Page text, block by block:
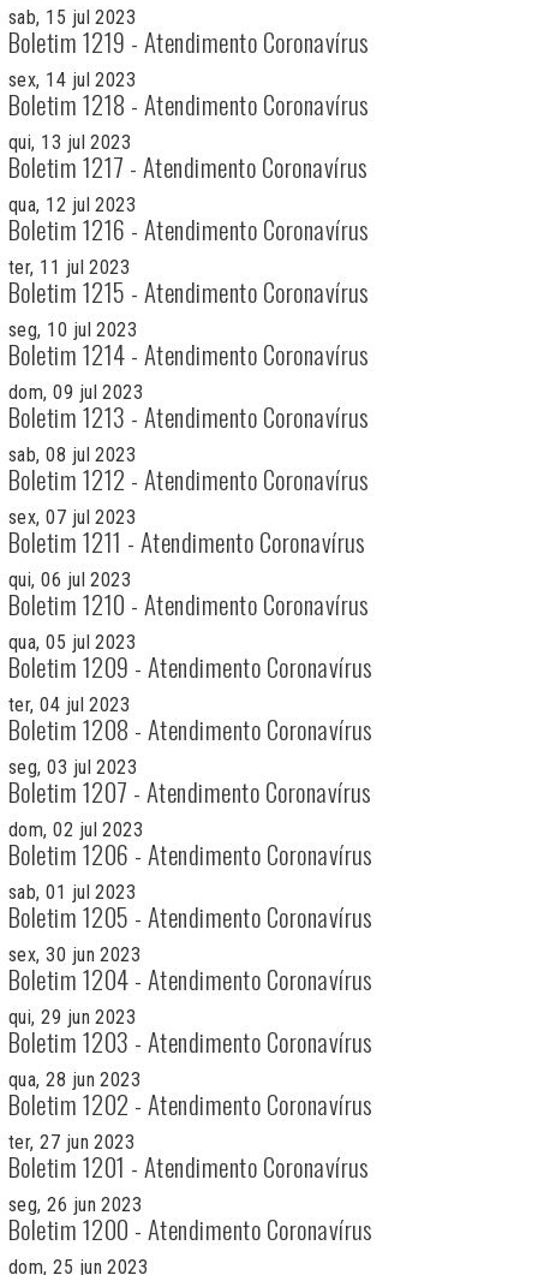
sab, 15 jul 2023
Boletim 1219 - Atendimento Coronavírus
sex, 14 jul 2023
Boletim 1218 - Atendimento Coronavírus
qui, 13 jul 2023
Boletim 1217 - Atendimento Coronavírus
qua, 12 jul 2023
Boletim 1216 - Atendimento Coronavírus
ter, 11 jul 2023
Boletim 1215 - Atendimento Coronavírus
seg, 10 jul 2023
Boletim 1214 - Atendimento Coronavírus
dom, 09 jul 2023
Boletim 1213 - Atendimento Coronavírus
sab, 08 jul 2023
Boletim 1212 - Atendimento Coronavírus
sex, 07 jul 2023
Boletim 1211 - Atendimento Coronavírus
qui, 06 jul 2023
Boletim 1210 - Atendimento Coronavírus
qua, 05 jul 2023
Boletim 1209 - Atendimento Coronavírus
ter, 04 jul 2023
Boletim 1208 - Atendimento Coronavírus
seg, 03 jul 2023
Boletim 1207 - Atendimento Coronavírus
dom, 02 jul 2023
Boletim 1206 - Atendimento Coronavírus
sab, 01 jul 2023
Boletim 1205 - Atendimento Coronavírus
sex, 30 jun 2023
Boletim 1204 - Atendimento Coronavírus
qui, 29 jun 2023
Boletim 1203 - Atendimento Coronavírus
qua, 28 jun 2023
Boletim 1202 - Atendimento Coronavírus
ter, 27 jun 2023
Boletim 1201 - Atendimento Coronavírus
seg, 26 jun 2023
Boletim 1200 - Atendimento Coronavírus
dom, 25 jun 2023